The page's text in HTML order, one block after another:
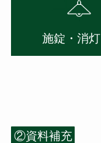
施錠・消灯
②資料補充